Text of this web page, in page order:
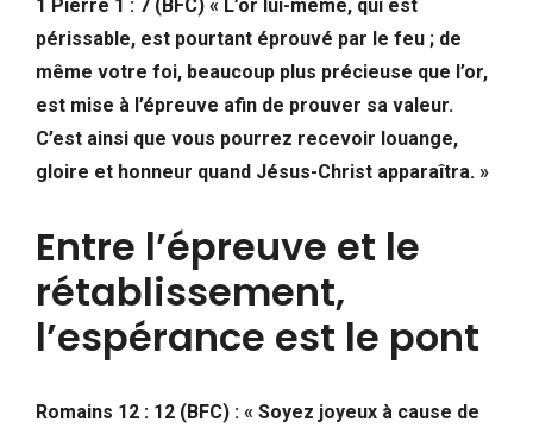
1 Pierre 1 : 7 (BFC) « L’or lui-même, qui est
périssable, est pourtant éprouvé par le feu ; de
même votre foi, beaucoup plus précieuse que l’or,
est mise à l’épreuve afin de prouver sa valeur.
C’est ainsi que vous pourrez recevoir louange,
gloire et honneur quand Jésus-Christ apparaîtra. »
Entre l’épreuve et le
rétablissement,
l’espérance est le pont
Romains 12 : 12 (BFC) : « Soyez joyeux à cause de